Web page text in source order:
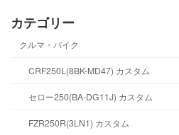
カテゴリー
クルマ・バイク
CRF250L(8BK-MD47) カスタム
セロー250(BA-DG11J) カスタム
FZR250R(3LN1) カスタム